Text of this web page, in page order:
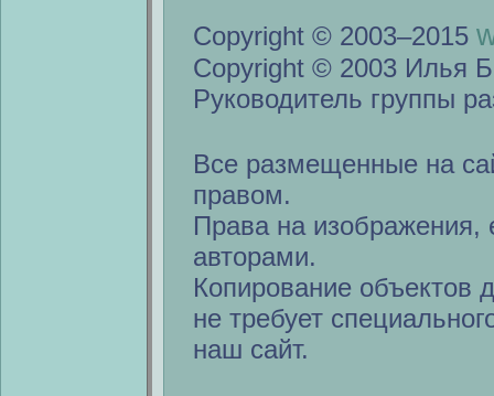
Copyright © 2003–2015
Copyright © 2003 Илья
Руководитель группы
Все размещенные на
правом.
Права на изображения,
авторами.
Копирование объектов
не требует
наш сайт.